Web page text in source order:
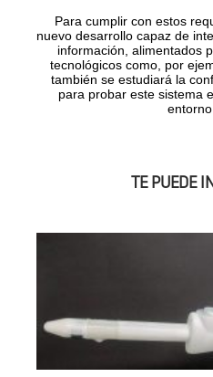
Para cumplir con estos
nuevo desarrollo capaz de
información, alimentados
tecnológicos como, por
también se estudiará la
para probar este sistema
entorno
TE PUEDE